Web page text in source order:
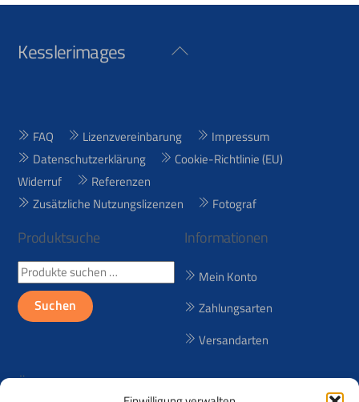
Back
Kesslerimages
FAQ Lizenzvereinbarung
Impressum
Datenschutzerklärung
Cookie-Richtlinie (EU)
Widerruf
Referenzen
Zusätzliche Nutzungslizenzen
Fotograf
Produktsuche
Suchen
nach:
Suchen
Informationen
Mein Konto
Zahlungsarten
Versandarten
Über uns